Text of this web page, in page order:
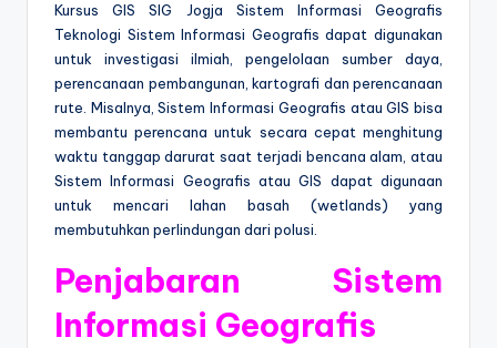
Kursus GIS SIG Jogja Sistem Informasi Geografis
Teknologi Sistem Informasi Geografis dapat digunakan
untuk investigasi ilmiah, pengelolaan sumber daya,
perencanaan pembangunan, kartografi dan perencanaan
rute. Misalnya, Sistem Informasi Geografis atau GIS bisa
membantu perencana untuk secara cepat menghitung
waktu tanggap darurat saat terjadi bencana alam, atau
Sistem Informasi Geografis atau GIS dapat digunaan
untuk mencari lahan basah (wetlands) yang
membutuhkan perlindungan dari polusi.
Penjabaran Sistem
Informasi Geografis